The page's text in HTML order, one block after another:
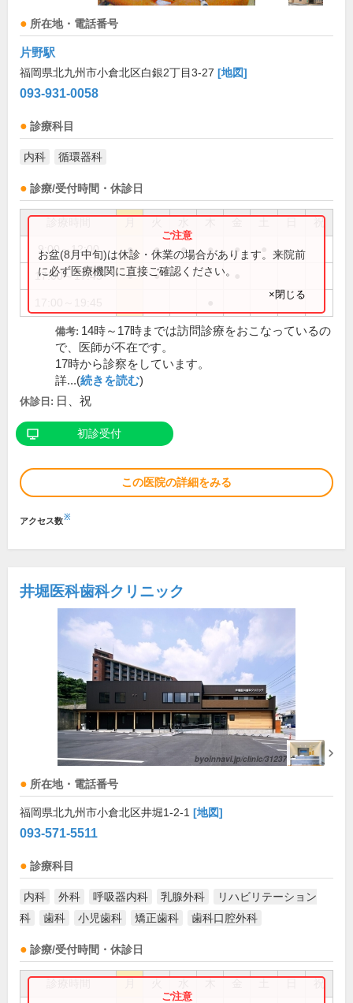
所在地・電話番号
片野駅
福岡県北九州市小倉北区白銀2丁目3-27 [地図]
093-931-0058
診療科目
内科 循環器科
診療/受付時間・休診日
祝
9:00～12:00 ● ● ● ● ●
17:00～17:45 ● ●
お盆(8月中旬)は休診・休業の場合があります。来院前
に必ず医療機関に直接ご確認ください。
×閉じる
備考: 14時～17時までは訪問診療をおこなっているの
で、医師が不在です。
17時から診察をしています。
詳...(続きを読む)
休診日: 日、祝
初診受付
この医院の詳細をみる
アクセス数※
井堀医科歯科クリニック
所在地・電話番号
福岡県北九州市小倉北区井堀1-2-1 [地図]
093-571-5511
診療科目
内科 外科 呼吸器内科 乳腺外科
リハビリテーション
科
歯科 小児歯科 矯正歯科 歯科口腔外科
診療/受付時間・休診日
祝